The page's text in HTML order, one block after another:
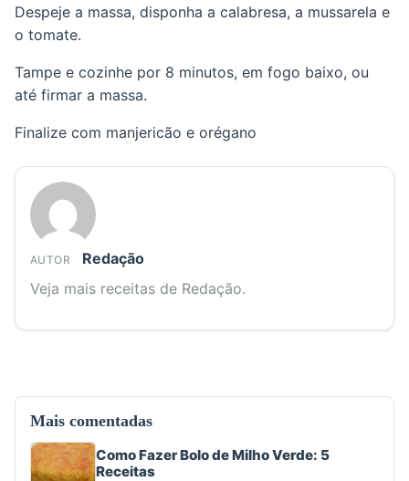
Despeje a massa, disponha a calabresa, a mussarela e
o tomate.
Tampe e cozinhe por 8 minutos, em fogo baixo, ou
até firmar a massa.
Finalize com manjericão e orégano
AUTOR
Redação
Veja mais receitas de Redação.
Mais comentadas
Como Fazer Bolo de Milho Verde: 5
Receitas